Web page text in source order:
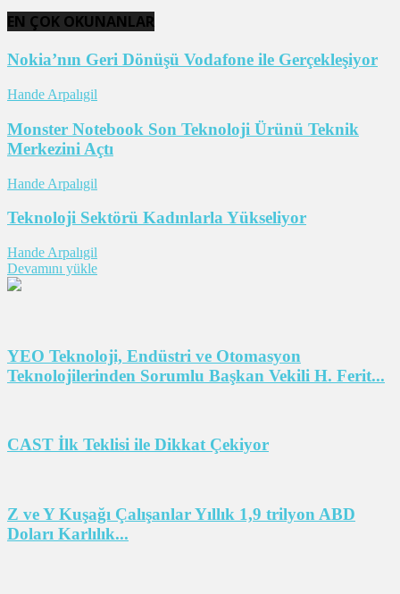
EN ÇOK OKUNANLAR
Nokia’nın Geri Dönüşü Vodafone ile Gerçekleşiyor
Hande Arpalıgil
Monster Notebook Son Teknoloji Ürünü Teknik
Merkezini Açtı
Hande Arpalıgil
Teknoloji Sektörü Kadınlarla Yükseliyor
Hande Arpalıgil
Devamını yükle
YEO Teknoloji, Endüstri ve Otomasyon
Teknolojilerinden Sorumlu Başkan Vekili H. Ferit...
CAST İlk Teklisi ile Dikkat Çekiyor
Z ve Y Kuşağı Çalışanlar Yıllık 1,9 trilyon ABD
Doları Karlılık...